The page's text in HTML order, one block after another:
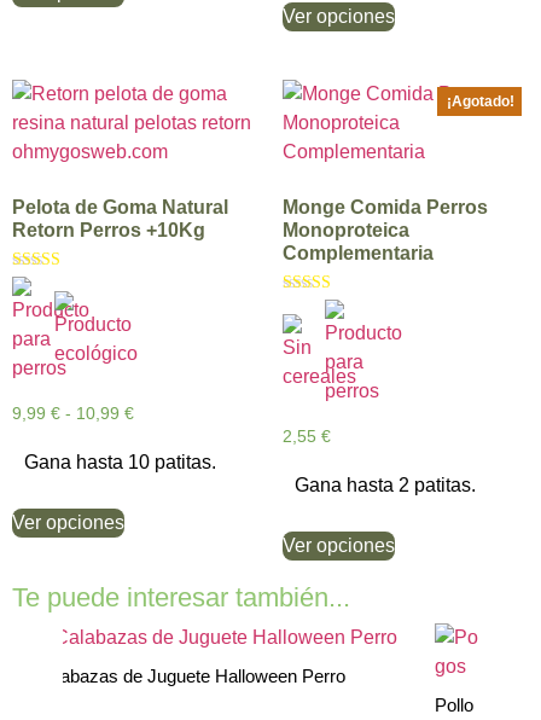
Ver opciones
Pelota de Goma Natural
Retorn Perros +10Kg
Valorado con
5.00
de 5
9,99 € - 10,99 €
Gana hasta 10 patitas.
Ver opciones
¡Agotado!
Monge Comida Perros
Monoproteica
Complementaria
Valorado con
5.00
de 5
2,55 €
Gana hasta 2 patitas.
Ver opciones
Te puede interesar también...
2 Calabazas de Juguete Halloween Perro
Pollo de